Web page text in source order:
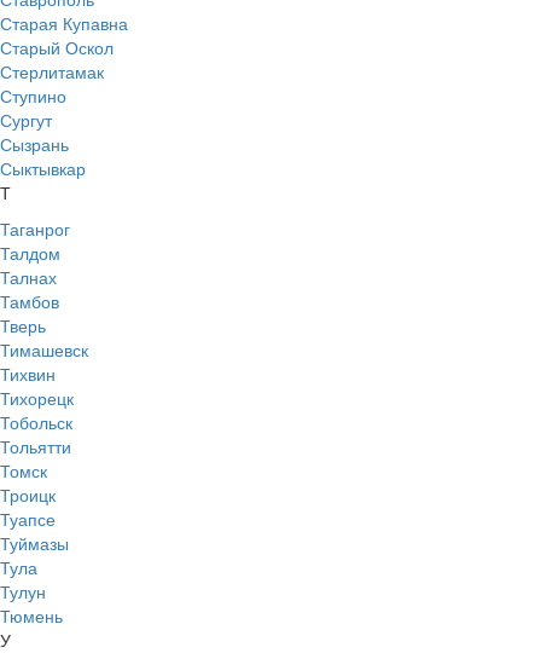
Старая Купавна
Старый Оскол
Стерлитамак
Ступино
Сургут
Сызрань
Сыктывкар
Т
Таганрог
Талдом
Талнах
Тамбов
Тверь
Тимашевск
Тихвин
Тихорецк
Тобольск
Тольятти
Томск
Троицк
Туапсе
Туймазы
Тула
Тулун
Тюмень
У